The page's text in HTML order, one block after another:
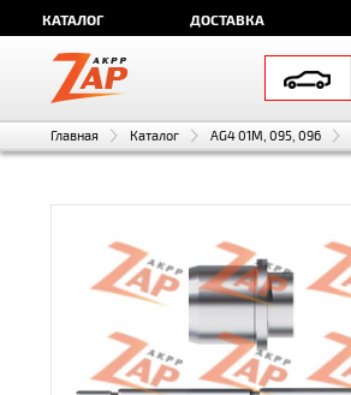
КАТАЛОГ ДОСТАВКА
Главная Каталог AG4 01M, 095, 096